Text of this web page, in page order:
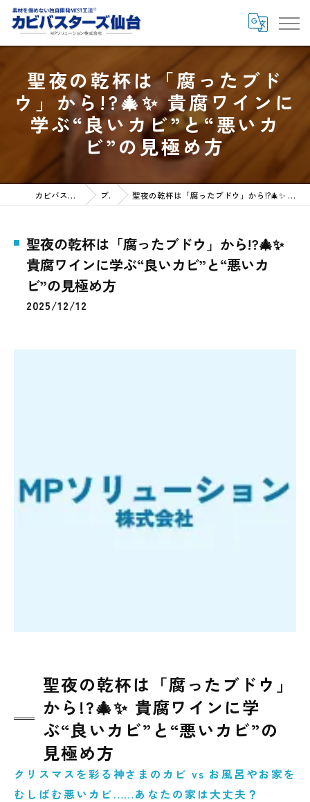
聖夜の乾杯は「腐ったブド
ウ」から!?🎄✨ 貴腐ワインに
学ぶ“良いカビ”と“悪いカ
ビ”の見極め方
カビバスターズ仙台HOME ブログ 聖夜の乾杯は「腐ったブドウ」から!?🎄✨ 貴腐ワインに学ぶ“良いカビ”と“悪いカビ”の見極め方
聖夜の乾杯は「腐ったブドウ」から!?🎄✨
貴腐ワインに学ぶ“良いカビ”と“悪いカ
ビ”の見極め方
2025/12/12
聖夜の乾杯は「腐ったブドウ」
から!?🎄✨ 貴腐ワインに学
ぶ“良いカビ”と“悪いカビ”の
見極め方
クリスマスを彩る神さまのカビ vs お風呂やお家を
むしばむ悪いカビ……あなたの家は大丈夫？